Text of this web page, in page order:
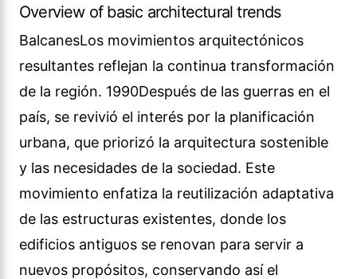
Overview of basic architectural trends
BalcanesLos movimientos arquitectónicos
resultantes reflejan la continua transformación
de la región. 1990Después de las guerras en el
país, se revivió el interés por la planificación
urbana, que priorizó la arquitectura sostenible
y las necesidades de la sociedad. Este
movimiento enfatiza la reutilización adaptativa
de las estructuras existentes, donde los
edificios antiguos se renovan para servir a
nuevos propósitos, conservando así el